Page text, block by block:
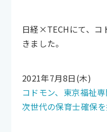
日経×TECHにて、コ
きました。
2021年7月8日(木)
コドモン、東京福祉
次世代の保育士確保